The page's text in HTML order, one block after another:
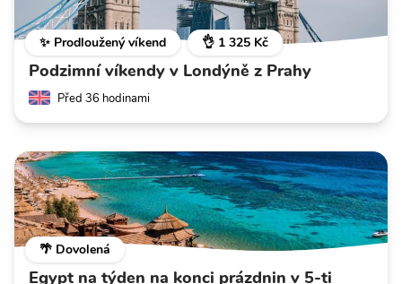
✨ Prodloužený víkend 👌 1 325 Kč
Podzimní víkendy v Londýně z Prahy
Před 36 hodinami
🌴 Dovolená
Egypt na týden na konci prázdnin v 5-ti